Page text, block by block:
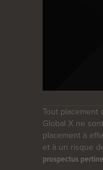
Tout placement
Global X ne
placement à
et à un risque
prospectus